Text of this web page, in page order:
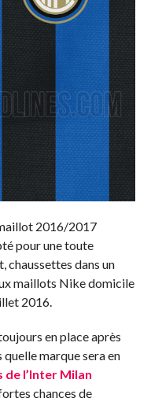
2016/2017
pour une toute
chaussettes dans un
maillots Nike domicile
2016.
enplaceaprès
quelle marque seraen
l’Inter Milan
chances de